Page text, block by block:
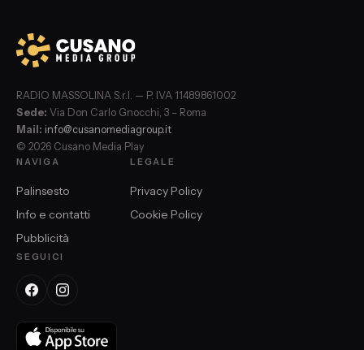
RADIO MASSOLINA S.r.l. — P. IVA 11489861002
Sede: Via Don Carlo Gnocchi, 3 – Roma
Mail: info@cusanomediagroup.it
© 2026 Cusano Media Play
NAVIGA
Palinsesto
Info e contatti
Pubblicità
LEGALE
Privacy Policy
Cookie Policy
SEGUICI